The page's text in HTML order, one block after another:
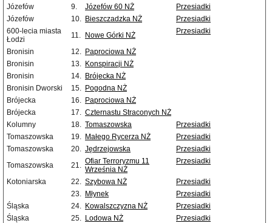
Józefów
9. Józefów 60 NŻ
Przesiadki
Józefów
10. Bieszczadzka NŻ
Przesiadki
600-lecia miasta
Łodzi
11. Nowe Górki NŻ Przesiadki
Bronisin 12. Paprociowa NŻ
Bronisin
13. Konspiracji NŻ
Bronisin
14. Brójecka NŻ
Bronisin Dworski
15. Pogodna NŻ
Brójecka
16. Paprociowa NŻ
Brójecka
17. Czternastu Straconych NŻ
Kolumny
18. Tomaszowska
Przesiadki
Tomaszowska
19. Małego Rycerza NŻ
Przesiadki
Tomaszowska
20. Jędrzejowska
Przesiadki
Tomaszowska
21. Ofiar Terroryzmu 11
Września NŻ
Przesiadki
Kotoniarska 22. Szybowa NŻ
Przesiadki
23. Młynek
Przesiadki
Śląska
24. Kowalszczyzna NŻ
Przesiadki
Śląska
25. Lodowa NŻ
Przesiadki